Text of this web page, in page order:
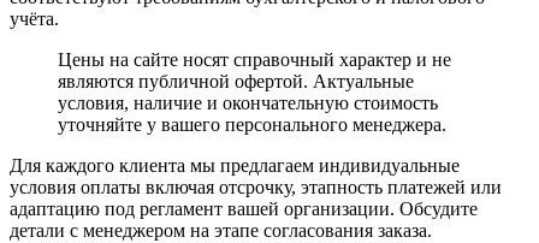
учёта.
Цены на сайте носят справочный характер и не
являются публичной офертой. Актуальные
условия, наличие и окончательную стоимость
уточняйте у вашего персонального менеджера.
Для каждого клиента мы предлагаем индивидуальные
условия оплаты включая отсрочку, этапность платежей или
адаптацию под регламент вашей организации. Обсудите
детали с менеджером на этапе согласования заказа.